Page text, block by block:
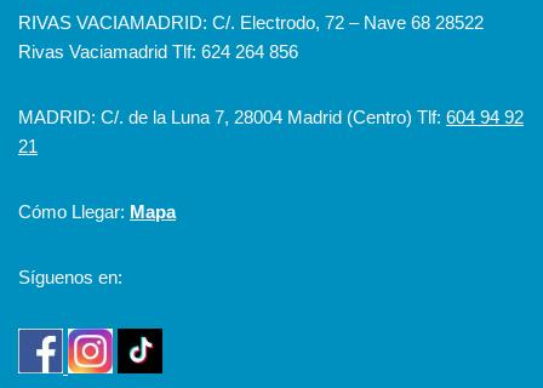
RIVAS VACIAMADRID: C/. Electrodo, 72 – Nave 68 28522
Rivas Vaciamadrid Tlf: 624 264 856
MADRID: C/. de la Luna 7, 28004 Madrid (Centro) Tlf: 604 94 92
21
Cómo Llegar: Mapa
Síguenos en: